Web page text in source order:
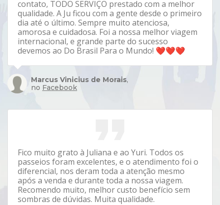
contato, TODO SERVIÇO prestado com a melhor
qualidade. A Ju ficou com a gente desde o primeiro
dia até o último. Sempre muito atenciosa,
amorosa e cuidadosa. Foi a nossa melhor viagem
internacional, e grande parte do sucesso
devemos ao Do Brasil Para o Mundo! ❤️❤️❤️
Marcus Vinicius de Morais,
no Facebook
Fico muito grato à Juliana e ao Yuri. Todos os
passeios foram excelentes, e o atendimento foi o
diferencial, nos deram toda a atenção mesmo
após a venda e durante toda a nossa viagem.
Recomendo muito, melhor custo benefício sem
sombras de dúvidas. Muita qualidade.